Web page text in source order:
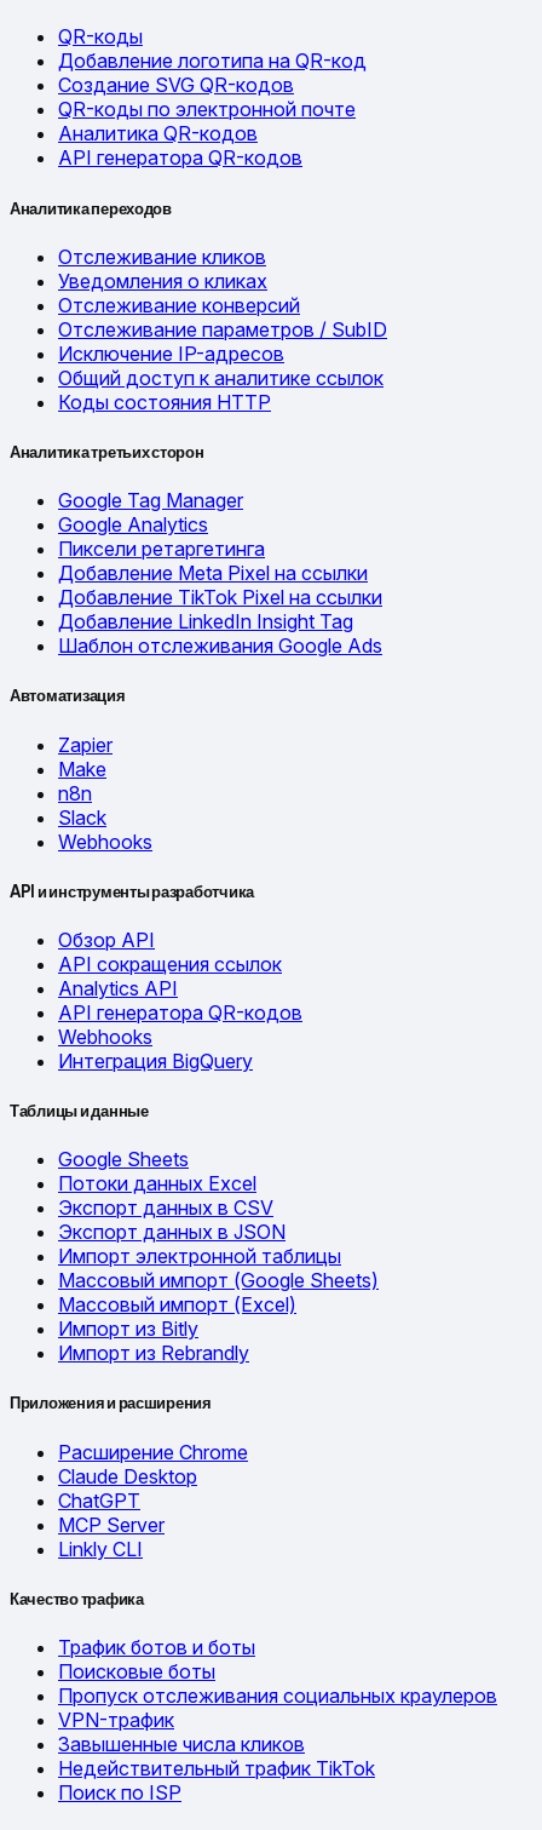
QR-коды
Добавление логотипа на QR-код
Создание SVG QR-кодов
QR-коды по электронной почте
Аналитика QR-кодов
API генератора QR-кодов
Аналитика переходов
Отслеживание кликов
Уведомления о кликах
Отслеживание конверсий
Отслеживание параметров / SubID
Исключение IP-адресов
Общий доступ к аналитике ссылок
Коды состояния HTTP
Аналитика третьих сторон
Google Tag Manager
Google Analytics
Пиксели ретаргетинга
Добавление Meta Pixel на ссылки
Добавление TikTok Pixel на ссылки
Добавление LinkedIn Insight Tag
Шаблон отслеживания Google Ads
Автоматизация
Zapier
Make
n8n
Slack
Webhooks
API и инструменты разработчика
Обзор API
API сокращения ссылок
Analytics API
API генератора QR-кодов
Webhooks
Интеграция BigQuery
Таблицы и данные
Google Sheets
Потоки данных Excel
Экспорт данных в CSV
Экспорт данных в JSON
Импорт электронной таблицы
Массовый импорт (Google Sheets)
Массовый импорт (Excel)
Импорт из Bitly
Импорт из Rebrandly
Приложения и расширения
Расширение Chrome
Claude Desktop
ChatGPT
MCP Server
Linkly CLI
Качество трафика
Трафик ботов и боты
Поисковые боты
Пропуск отслеживания социальных краулеров
VPN-трафик
Завышенные числа кликов
Недействительный трафик TikTok
Поиск по ISP